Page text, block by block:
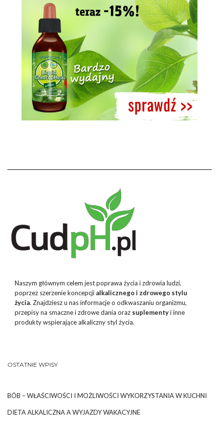
Naszym głównym celem jest poprawa życia i zdrowia ludzi,
poprzez szerzenie koncepcji alkalicznego i zdrowego stylu
życia. Znajdziesz u nas informacje o odkwaszaniu organizmu,
przepisy na smaczne i zdrowe dania oraz suplementyi inne
produkty wspierające alkaliczny styl życia.
OSTATNIE WPISY
BÓB – WŁAŚCIWOŚCI I MOŻLIWOŚCI WYKORZYSTANIA W KUCHNI
DIETA ALKALICZNA A WYJAZDY WAKACYJNE